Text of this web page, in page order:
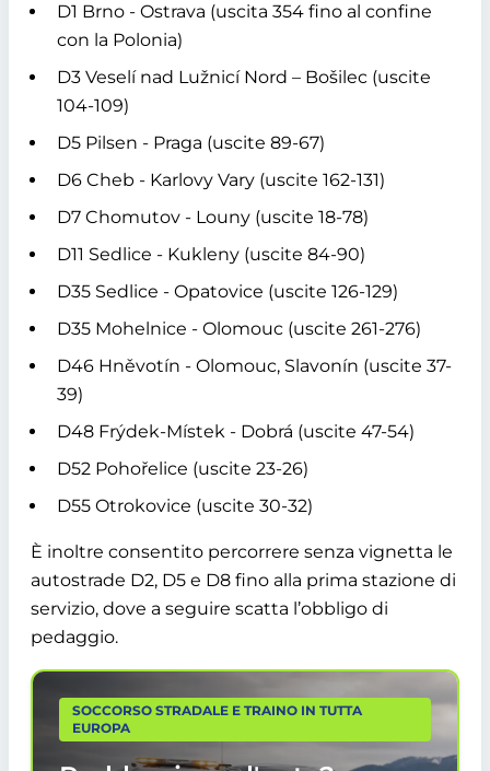
D1 Brno - Ostrava (uscita 354 fino al confine
con la Polonia)
D3 Veselí nad Lužnicí Nord – Bošilec (uscite
104-109)
D5 Pilsen - Praga (uscite 89-67)
D6 Cheb - Karlovy Vary (uscite 162-131)
D7 Chomutov - Louny (uscite 18-78)
D11 Sedlice - Kukleny (uscite 84-90)
D35 Sedlice - Opatovice (uscite 126-129)
D35 Mohelnice - Olomouc (uscite 261-276)
D46 Hněvotín - Olomouc, Slavonín (uscite 37-
39)
D48 Frýdek-Místek - Dobrá (uscite 47-54)
D52 Pohořelice (uscite 23-26)
D55 Otrokovice (uscite 30-32)
È inoltre consentito percorrere senza vignetta le
autostrade D2, D5 e D8 fino alla prima stazione di
servizio, dove a seguire scatta l’obbligo di
pedaggio.
SOCCORSO STRADALE E TRAINO IN TUTTA
EUROPA